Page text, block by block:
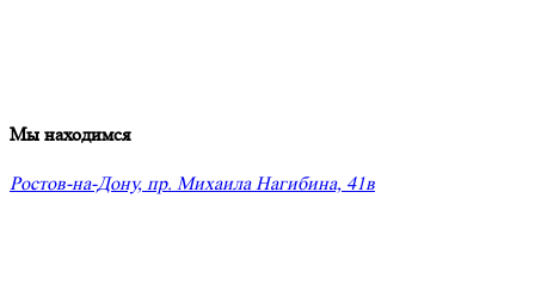
Мы находимся
Ростов-на-Дону, пр. Михаила Нагибина, 41в